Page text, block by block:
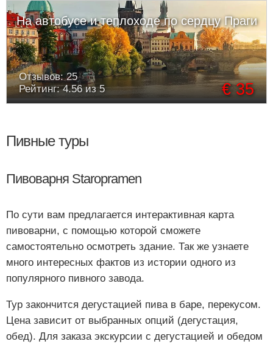
На автобусе и теплоходе по сердцу Праги
€ 35
Отзывов: 25
Рейтинг: 4.56 из 5
Пивные туры
Пивоварня Staropramen
По сути вам предлагается интерактивная карта
пивоварни, с помощью которой сможете
самостоятельно осмотреть здание. Так же узнаете
много интересных фактов из истории одного из
популярного пивного завода.
Тур закончится дегустацией пива в баре, перекусом.
Цена зависит от выбранных опций (дегустация,
обед). Для заказа экскурсии с дегустацией и обедом